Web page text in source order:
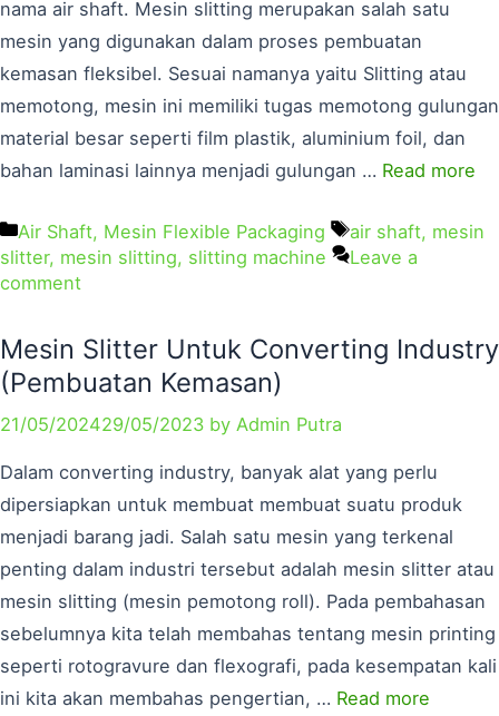
nama air shaft. Mesin slitting merupakan salah satu
mesin yang digunakan dalam proses pembuatan
kemasan fleksibel. Sesuai namanya yaitu Slitting atau
memotong, mesin ini memiliki tugas memotong gulungan
material besar seperti film plastik, aluminium foil, dan
bahan laminasi lainnya menjadi gulungan … Read more
Air Shaft, Mesin Flexible Packaging air shaft, mesin
slitter, mesin slitting, slitting machine
Leave a
comment
Mesin Slitter Untuk Converting Industry
(Pembuatan Kemasan)
21/05/202429/05/2023 by Admin Putra
Dalam converting industry, banyak alat yang perlu
dipersiapkan untuk membuat membuat suatu produk
menjadi barang jadi. Salah satu mesin yang terkenal
penting dalam industri tersebut adalah mesin slitter atau
mesin slitting (mesin pemotong roll). Pada pembahasan
sebelumnya kita telah membahas tentang mesin printing
seperti rotogravure dan flexografi, pada kesempatan kali
ini kita akan membahas pengertian, … Read more